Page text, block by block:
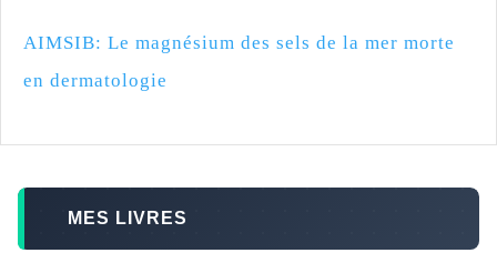
AIMSIB: Le magnésium des sels de la mer morte
en dermatologie
MES LIVRES